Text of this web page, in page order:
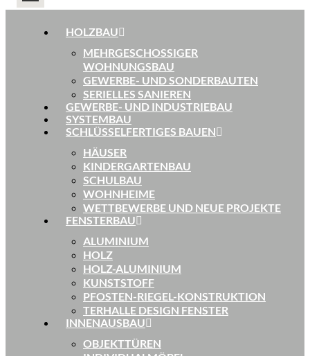
HOLZBAU
MEHRGESCHOSSIGER
WOHNUNGSBAU
GEWERBE- UND SONDERBAUTEN
SERIELLES SANIEREN
GEWERBE- UND INDUSTRIEBAU
SYSTEMBAU
SCHLÜSSELFERTIGES BAUEN
HÄUSER
KINDERGARTENBAU
SCHULBAU
WOHNHEIME
WETTBEWERBE UND NEUE PROJEKTE
FENSTERBAU
ALUMINIUM
HOLZ
HOLZ-ALUMINIUM
KUNSTSTOFF
PFOSTEN-RIEGEL-KONSTRUKTION
TERHALLE DESIGN FENSTER
INNENAUSBAU
OBJEKTTÜREN